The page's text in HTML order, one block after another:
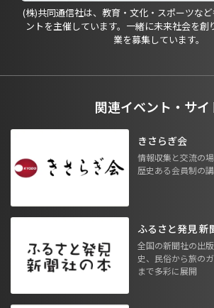
(株)共同通信社は、教育・文化・スポーツな
ントを主催しています。一緒に未来社会を創
業を募集しています。
関連イベント・サイ
きさらぎ会
情報収集と交流の
歴史ある会員制の
ふるさと発見 新
全国の新聞社の出
史、民俗から旅の
まで多彩に展開